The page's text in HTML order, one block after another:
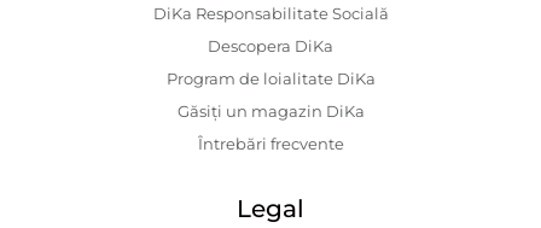
DiKa Responsabilitate Socială
Descopera DiKa
Program de loialitate DiKa
Găsiți un magazin DiKa
Întrebări frecvente
Legal